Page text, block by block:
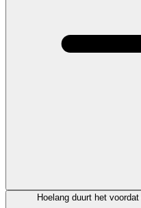
Hoelang duurt het